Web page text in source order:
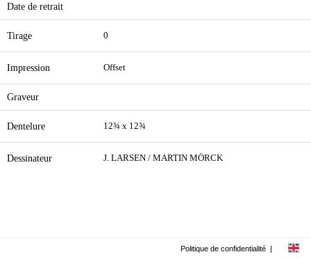
Date de retrait
Tirage 0
Impression Offset
Graveur
Dentelure 12¾ x 12¾
Dessinateur J. LARSEN / MARTIN MÖRCK
Politique de confidentialité |